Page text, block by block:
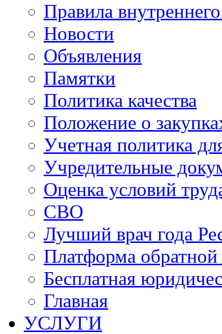
Правила
Новости
Объявления
Памятки
Политика качества
Положение о
Учетная политика
Учредительные
Оценка условий
СВО
Лучший врач года
Платформа
Бесплатная
Главная
УСЛУГИ